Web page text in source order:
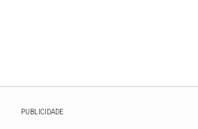
PUBLICIDADE